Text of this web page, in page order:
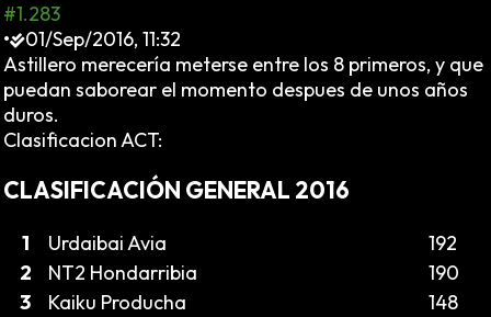
#1.283
•
01/Sep/2016, 11:32
Astillero merecería meterse entre los 8 primeros, y que
puedan saborear el momento despues de unos años
duros.
Clasificacion ACT:
CLASIFICACIÓN GENERAL 2016
1 Urdaibai Avia
192
2
NT2 Hondarribia
190
3
Kaiku Producha
148